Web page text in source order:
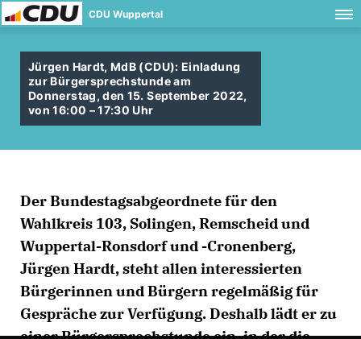
CDU Wuppertal
Jürgen Hardt, MdB (CDU): Einladung
zur Bürgersprechstunde am
Donnerstag, den 15. September 2022,
von 16:00 – 17:30 Uhr
Der Bundestagsabgeordnete für den
Wahlkreis 103, Solingen, Remscheid und
Wuppertal-Ronsdorf und -Cronenberg,
Jürgen Hardt, steht allen interessierten
Bürgerinnen und Bürgern regelmäßig für
Gespräche zur Verfügung. Deshalb lädt er zu